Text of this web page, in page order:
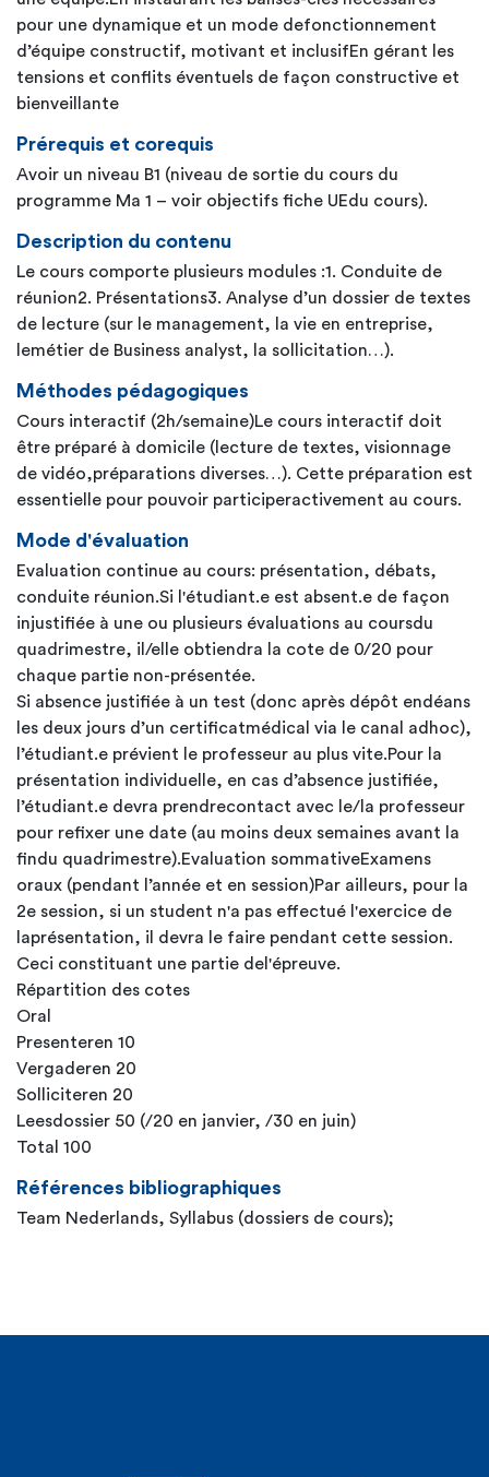
pour une dynamique et un mode defonctionnement
d’équipe constructif, motivant et inclusifEn gérant les
tensions et conflits éventuels de façon constructive et
bienveillante
Prérequis et corequis
Avoir un niveau B1 (niveau de sortie du cours du
programme Ma 1 – voir objectifs fiche UEdu cours).
Description du contenu
Le cours comporte plusieurs modules :1. Conduite de
réunion2. Présentations3. Analyse d’un dossier de textes
de lecture (sur le management, la vie en entreprise,
lemétier de Business analyst, la sollicitation…).
Méthodes pédagogiques
Cours interactif (2h/semaine)Le cours interactif doit
être préparé à domicile (lecture de textes, visionnage
de vidéo,préparations diverses…). Cette préparation est
essentielle pour pouvoir participeractivement au cours.
Mode d'évaluation
Evaluation continue au cours: présentation, débats,
conduite réunion.Si l'étudiant.e est absent.e de façon
injustifiée à une ou plusieurs évaluations au coursdu
quadrimestre, il/elle obtiendra la cote de 0/20 pour
chaque partie non-présentée.
Si absence justifiée à un test (donc après dépôt endéans
les deux jours d’un certificatmédical via le canal adhoc),
l’étudiant.e prévient le professeur au plus vite.Pour la
présentation individuelle, en cas d’absence justifiée,
l’étudiant.e devra prendrecontact avec le/la professeur
pour refixer une date (au moins deux semaines avant la
findu quadrimestre).Evaluation sommativeExamens
oraux (pendant l’année et en session)Par ailleurs, pour la
2e session, si un student n'a pas effectué l'exercice de
laprésentation, il devra le faire pendant cette session.
Ceci constituant une partie del'épreuve.
Répartition des cotes
Oral
Presenteren 10
Vergaderen 20
Solliciteren 20
Leesdossier 50 (/20 en janvier, /30 en juin)
Total 100
Références bibliographiques
Team Nederlands, Syllabus (dossiers de cours);